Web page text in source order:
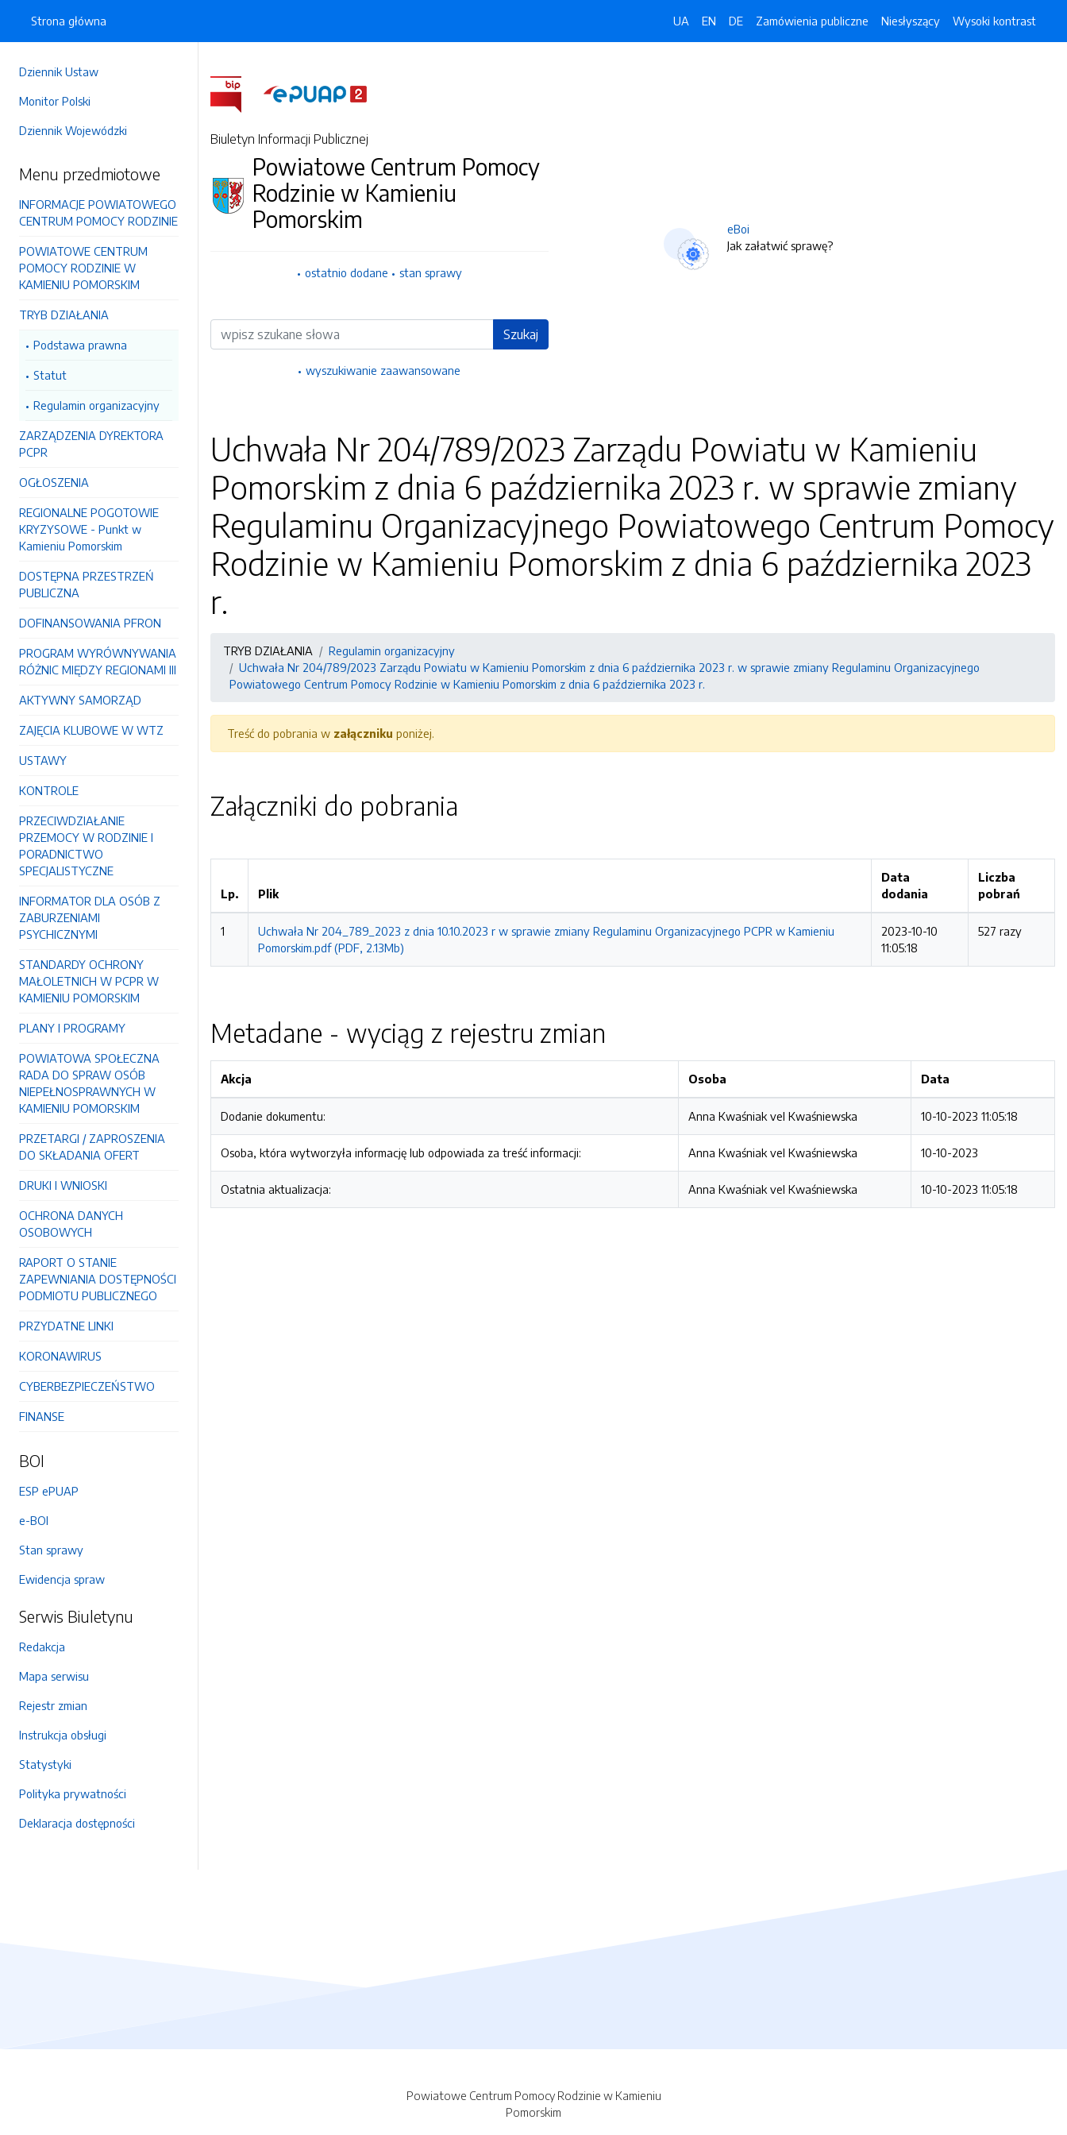
Dziennik Ustaw
Monitor Polski
Dziennik Wojewódzki
Menu przedmiotowe
INFORMACJE POWIATOWEGO
CENTRUM POMOCY RODZINIE
POWIATOWE CENTRUM
POMOCY RODZINIE W
KAMIENIU POMORSKIM
TRYB DZIAŁANIA
Podstawa prawna
Statut
Regulamin organizacyjny
ZARZĄDZENIA DYREKTORA
PCPR
OGŁOSZENIA
REGIONALNE POGOTOWIE
KRYZYSOWE - Punkt w
Kamieniu Pomorskim
DOSTĘPNA PRZESTRZEŃ
PUBLICZNA
DOFINANSOWANIA PFRON
PROGRAM WYRÓWNYWANIA
RÓŻNIC MIĘDZY REGIONAMI III
AKTYWNY SAMORZĄD
ZAJĘCIA KLUBOWE W WTZ
USTAWY
KONTROLE
PRZECIWDZIAŁANIE
PRZEMOCY W RODZINIE I
PORADNICTWO
SPECJALISTYCZNE
INFORMATOR DLA OSÓB Z
ZABURZENIAMI
PSYCHICZNYMI
STANDARDY OCHRONY
MAŁOLETNICH W PCPR W
KAMIENIU POMORSKIM
PLANY I PROGRAMY
POWIATOWA SPOŁECZNA
RADA DO SPRAW OSÓB
NIEPEŁNOSPRAWNYCH W
KAMIENIU POMORSKIM
PRZETARGI / ZAPROSZENIA
DO SKŁADANIA OFERT
DRUKI I WNIOSKI
OCHRONA DANYCH
OSOBOWYCH
RAPORT O STANIE
ZAPEWNIANIA DOSTĘPNOŚCI
PODMIOTU PUBLICZNEGO
PRZYDATNE LINKI
KORONAWIRUS
CYBERBEZPIECZEŃSTWO
FINANSE
BOI
ESP ePUAP
e-BOI
Stan sprawy
Ewidencja spraw
Serwis Biuletynu
Redakcja
Mapa serwisu
Rejestr zmian
Instrukcja obsługi
Statystyki
Polityka prywatności
Deklaracja dostępności
Strona główna UA EN DE Zamówienia publiczne Niesłyszący Wysoki kontrast
Biuletyn Informacji Publicznej
Powiatowe Centrum Pomocy
Rodzinie w Kamieniu
Pomorskim
ostatnio dodane stan sprawy
Wyszukiwarka Szukaj
wyszukiwanie zaawansowane
eBoi
Jak załatwić sprawę?
Uchwała Nr 204/789/2023 Zarządu Powiatu w Kamieniu
Pomorskim z dnia 6 października 2023 r. w sprawie zmiany
Regulaminu Organizacyjnego Powiatowego Centrum Pomocy
Rodzinie w Kamieniu Pomorskim z dnia 6 października 2023
r.
TRYB DZIAŁANIA
Regulamin organizacyjny
Uchwała Nr 204/789/2023 Zarządu Powiatu w Kamieniu Pomorskim z dnia 6 października 2023 r. w sprawie zmiany Regulaminu Organizacyjnego
Powiatowego Centrum Pomocy Rodzinie w Kamieniu Pomorskim z dnia 6 października 2023 r.
Treść do pobrania w załączniku poniżej.
Załączniki do pobrania
Lp. Plik
Data
dodania
Liczba
pobrań
1
Uchwała Nr 204_789_2023 z dnia 10.10.2023 r w sprawie zmiany Regulaminu Organizacyjnego PCPR w Kamieniu
Pomorskim.pdf (PDF, 2.13Mb)
2023-10-10
11:05:18
527 razy
Metadane - wyciąg z rejestru zmian
Akcja Osoba Data
Dodanie dokumentu: Anna Kwaśniak vel Kwaśniewska 10-10-2023 11:05:18
Osoba, która wytworzyła informację lub odpowiada za treść informacji: Anna Kwaśniak vel Kwaśniewska 10-10-2023
Ostatnia aktualizacja: Anna Kwaśniak vel Kwaśniewska 10-10-2023 11:05:18
Powiatowe Centrum Pomocy Rodzinie w Kamieniu
Pomorskim